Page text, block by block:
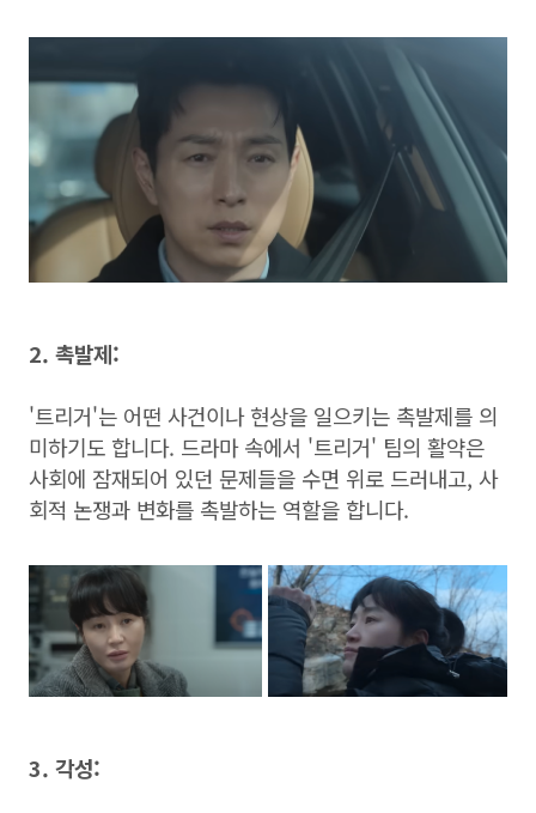
2. 촉발제:
'트리거'는 어떤 사건이나 현상을 일으키는 촉발제를 의
미하기도 합니다. 드라마 속에서 '트리거' 팀의 활약은
사회에 잠재되어 있던 문제들을 수면 위로 드러내고, 사
회적 논쟁과 변화를 촉발하는 역할을 합니다.
3. 각성: